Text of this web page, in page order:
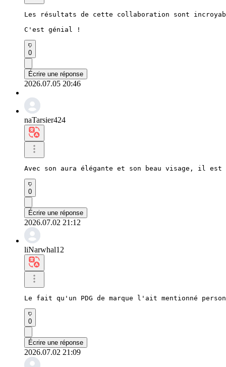
Les résultats de cette collaboration sont
C'est génial !
0
Écrire une réponse
2026.07.05 20:46
naTarsier424
Avec son aura élégante et son beau visage, il
0
Écrire une réponse
2026.07.02 21:12
liNarwhal12
Le fait qu'un PDG de marque l'ait mentionné
0
Écrire une réponse
2026.07.02 21:09